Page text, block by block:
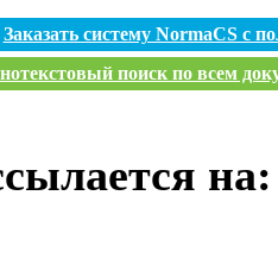
Заказать систему NormaCS с
поиск по всем
на: